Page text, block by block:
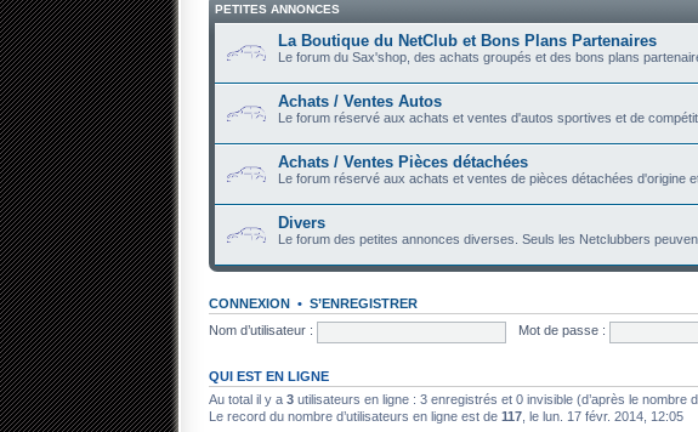
PETITES ANNONCES
La Boutique du NetClub et Bons Plans Partenaires
Le forum du Sax'shop, des achats groupés et des bons plans
Achats / Ventes Autos
Le forum réservé aux achats et ventes d'autos sportives et de
Achats / Ventes Pièces détachées
Le forum réservé aux achats et ventes de pièces détachées d'origine
Divers
Le forum des petites annonces diverses. Seuls les Netclubbers
CONNEXION • S’ENREGISTRER
Nom d’utilisateur :
Mot de passe :
QUI EST EN LIGNE
Au total il y a 3 utilisateurs en ligne : 3 enregistrés et 0 invisible (d’après le nombre
Le record du nombre d’utilisateurs en ligne est de 117 , le lun. 17 févr. 2014, 12:05